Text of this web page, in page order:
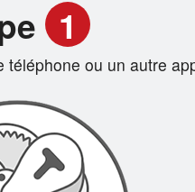
1
téléphone ou un autre